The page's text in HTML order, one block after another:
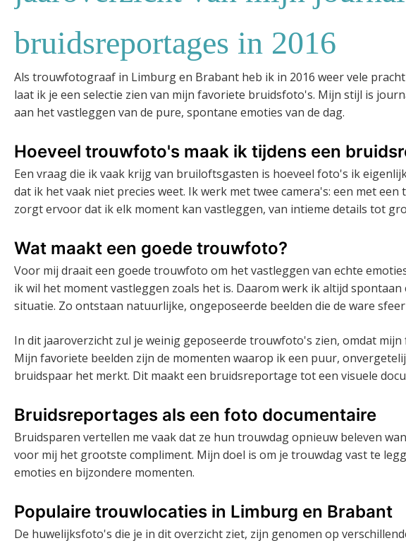
bruidsreportages in 2016
Als trouwfotograaf in Limburg en Brabant heb ik in 2016 weer vele
laat ik je een selectie zien van mijn favoriete bruidsfoto's. Mijn stijl is
aan het vastleggen van de pure, spontane emoties van de dag.
Hoeveel trouwfoto's maak ik tijdens een
Een vraag die ik vaak krijg van bruiloftsgasten is hoeveel foto's ik
dat ik het vaak niet precies weet. Ik werk met twee camera's: een met
zorgt ervoor dat ik elk moment kan vastleggen, van intieme details tot
Wat maakt een goede trouwfoto?
Voor mij draait een goede trouwfoto om het vastleggen van echte
ik wil het moment vastleggen zoals het is. Daarom werk ik altijd
situatie. Zo ontstaan natuurlijke, ongeposeerde beelden die de ware
In dit jaaroverzicht zul je weinig geposeerde trouwfoto's zien, omdat
Mijn favoriete beelden zijn de momenten waarop ik een puur,
bruidspaar het merkt. Dit maakt een bruidsreportage tot een visuele
Bruidsreportages als een foto documentaire
Bruidsparen vertellen me vaak dat ze hun trouwdag opnieuw beleven
voor mij het grootste compliment. Mijn doel is om je trouwdag vast te
emoties en bijzondere momenten.
Populaire trouwlocaties in Limburg en Brabant
De huwelijksfoto's die je in dit overzicht ziet, zijn genomen op